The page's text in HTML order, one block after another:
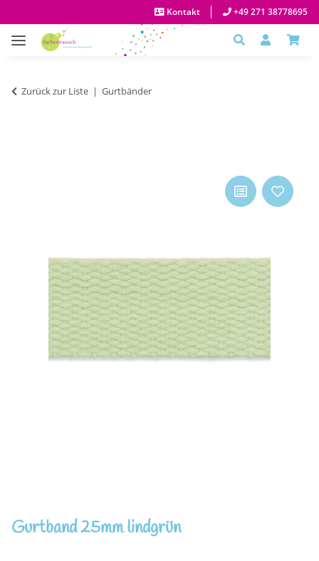
Kontakt +49 271 38778695
Zurück zur Liste Gurtbänder
Gurtband 25mm lindgrün